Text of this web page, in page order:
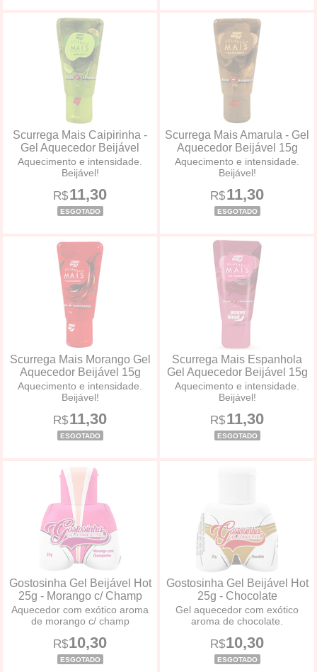
Scurrega Mais Caipirinha -
Gel Aquecedor Beijável
Aquecimento e intensidade.
Beijável!
R$11,30
ESGOTADO
Scurrega Mais Amarula - Gel
Aquecedor Beijável 15g
Aquecimento e intensidade.
Beijável!
R$11,30
ESGOTADO
Scurrega Mais Morango Gel
Aquecedor Beijável 15g
Aquecimento e intensidade.
Beijável!
R$11,30
ESGOTADO
Scurrega Mais Espanhola
Gel Aquecedor Beijável 15g
Aquecimento e intensidade.
Beijável!
R$11,30
ESGOTADO
Gostosinha Gel Beijável Hot
25g - Morango c/ Champ
Aquecedor com exótico aroma
de morango c/ champ
R$10,30
ESGOTADO
Gostosinha Gel Beijável Hot
25g - Chocolate
Gel aquecedor com exótico
aroma de chocolate.
R$10,30
ESGOTADO